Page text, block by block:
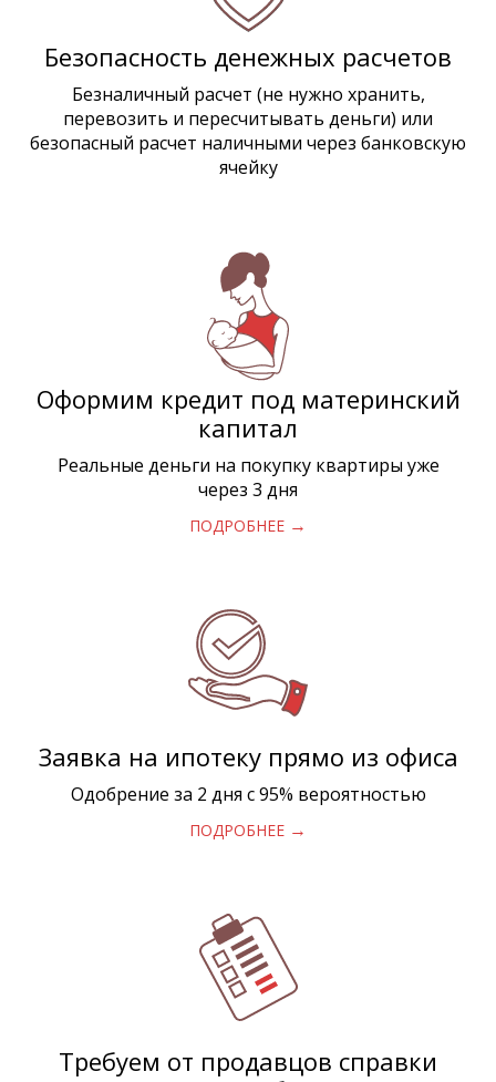
Безопасность денежных расчетов
Безналичный расчет (не нужно хранить,
перевозить и пересчитывать деньги) или
безопасный расчет наличными через банковскую
ячейку
Оформим кредит под материнский
капитал
Реальные деньги на покупку квартиры уже
через 3 дня
ПОДРОБНЕЕ →
Заявка на ипотеку прямо из офиса
Одобрение за 2 дня с 95% вероятностью
ПОДРОБНЕЕ →
Требуем от продавцов справки